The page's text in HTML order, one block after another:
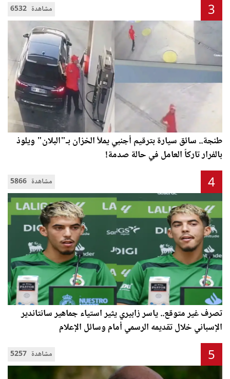
6532 مشاهدة 3
طنجة.. سائق سيارة بترقيم أجنبي يملأ الخزان بـ"البلان" ويلوذ
بالفرار تاركاً العامل في حالة صدمة!
5866 مشاهدة 4
تصرف غير متوقع.. ياسر زابيري يثير استياء جماهير سانتاندير
الإسباني خلال تقديمه الرسمي أمام وسائل الإعلام
5257 مشاهدة 5